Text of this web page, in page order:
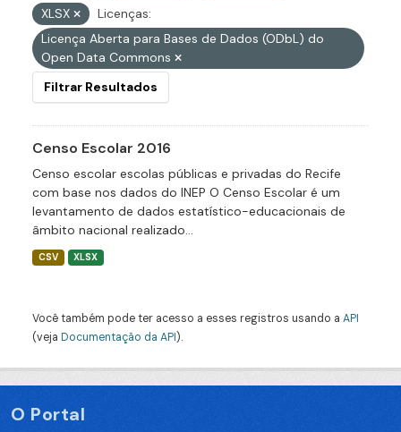
XLSX
Licenças:
Licença Aberta para Bases de Dados (ODbL) do
Open Data Commons
Filtrar Resultados
Censo Escolar 2016
Censo escolar escolas públicas e privadas do Recife
com base nos dados do INEP O Censo Escolar é um
levantamento de dados estatístico-educacionais de
âmbito nacional realizado...
CSV XLSX
Você também pode ter acesso a esses registros usando a API
(veja Documentação da API).
O Portal